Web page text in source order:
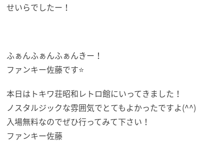
せいらでしたー！
ふぁんふぁんふぁんきー！
ファンキー佐藤です⭐
本日はトキワ荘昭和レトロ館にいってきました！
ノスタルジックな雰囲気でとてもよかったですよ(^^)
入場無料なのでぜひ行ってみて下さい！
ファンキー佐藤